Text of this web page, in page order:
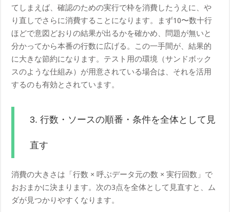
てしまえば、確認のための実行で枠を消費したうえに、や
り直しでさらに消費することになります。まず10〜数十行
ほどで意図どおりの結果が出るかを確かめ、問題が無いと
分かってから本番の行数に広げる。この一手間が、結果的
に大きな節約になります。テスト用の環境（サンドボック
スのような仕組み）が用意されている場合は、それを活用
するのも有効とされています。
3. 行数・ソースの順番・条件を全体として見
直す
消費の大きさは「行数 × 呼ぶデータ元の数 × 実行回数」で
おおまかに決まります。次の3点を全体として見直すと、ム
ダが見つかりやすくなります。